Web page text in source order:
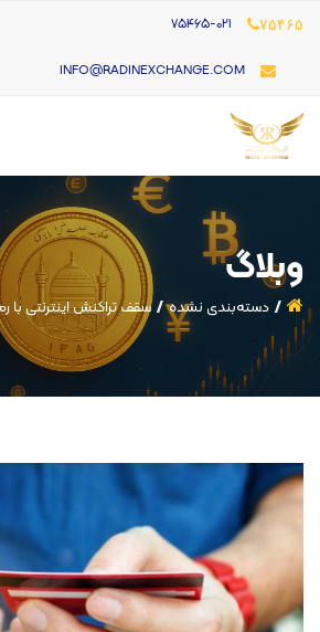
۷۵۴۶۵
INFO@RADINEXCHANGE.COM
وبلاگ
دسته‌بندی نشده سقف تراکنش اینترنتی با رمز